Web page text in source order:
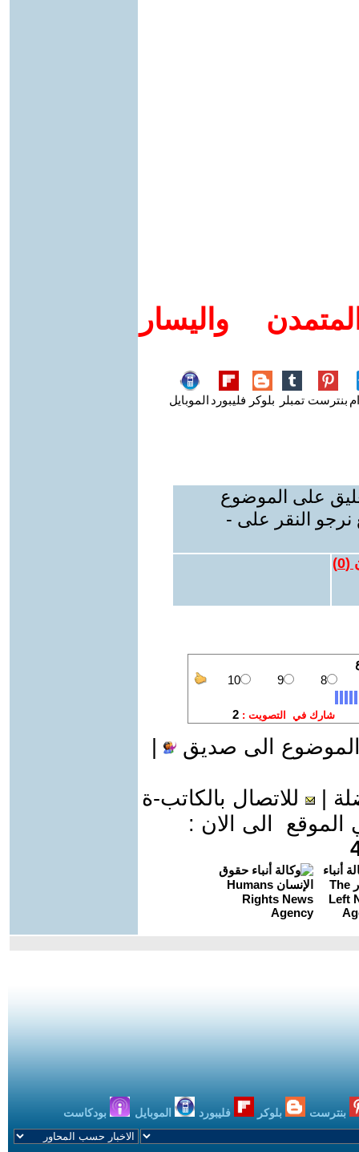
واليسار
بنترست تمبلر بلوكر فليبورد الموبايل
على الموضوع
نرجو النقر على -
(
0
)
الى صديق
للاتصال بالكاتب-ة
الى الان :
بنترست بلوكر فليبورد الموبايل بودكاست